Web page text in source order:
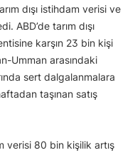
dışı istihdam verisi ve
ABD’de tarım dışı
karşın 23 bin kişi
Umman arasındaki
sert dalgalanmalara
taşınan satış
verisi 80 bin kişilik artış